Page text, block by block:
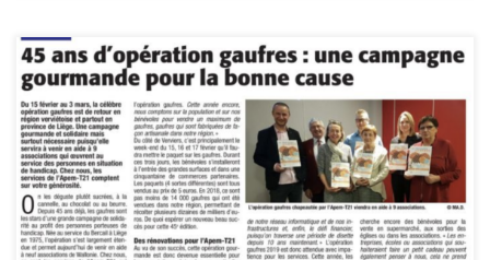
Merci le Vlan pour nous avoir reçu et réalisé ce bel article pour
promouvoir notre action :